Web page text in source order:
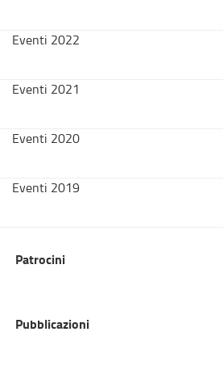
Eventi 2022
Eventi 2021
Eventi 2020
Eventi 2019
Patrocini
Pubblicazioni